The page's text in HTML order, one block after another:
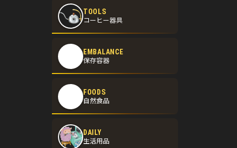
TOOLS
コーヒー器具
EMBALANCE
保存容器
FOODS
自然食品
DAILY
生活用品